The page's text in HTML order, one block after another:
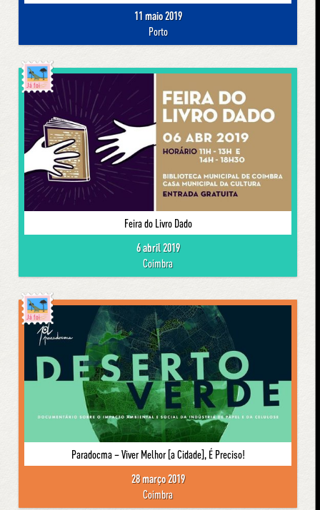
11 maio 2019
Porto
Já foi
Feira do Livro Dado
6 abril 2019
Coimbra
Já foi
Paradocma – Viver Melhor [a Cidade], É Preciso!
28 março 2019
Coimbra